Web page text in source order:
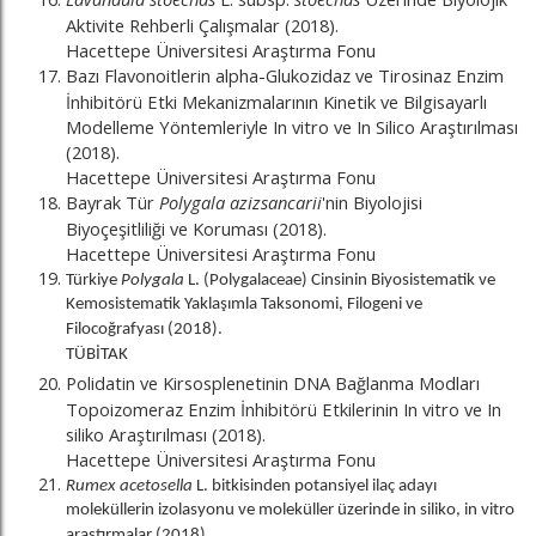
Aktivite Rehberli Çalışmalar (2018).
Hacettepe Üniversitesi Araştırma Fonu
Bazı Flavonoitlerin alpha-Glukozidaz ve Tirosinaz Enzim
İnhibitörü Etki Mekanizmalarının Kinetik ve Bilgisayarlı
Modelleme Yöntemleriyle In vitro ve In Silico Araştırılması
(2018).
Hacettepe Üniversitesi Araştırma Fonu
Bayrak Tür Polygala azizsancarii'nin Biyolojisi
Biyoçeşitliliği ve Koruması (2018).
Hacettepe Üniversitesi Araştırma Fonu
Türkiye Polygala L. (Polygalaceae) Cinsinin Biyosistematik ve
Kemosistematik Yaklaşımla Taksonomi, Filogeni ve
Filocoğrafyası (2018).
TÜBİTAK
Polidatin ve Kirsosplenetinin DNA Bağlanma Modları
Topoizomeraz Enzim İnhibitörü Etkilerinin In vitro ve In
siliko Araştırılması (2018).
Hacettepe Üniversitesi Araştırma Fonu
Rumex acetosella L. bitkisinden potansiyel ilaç adayı
moleküllerin izolasyonu ve moleküller üzerinde in siliko, in vitro